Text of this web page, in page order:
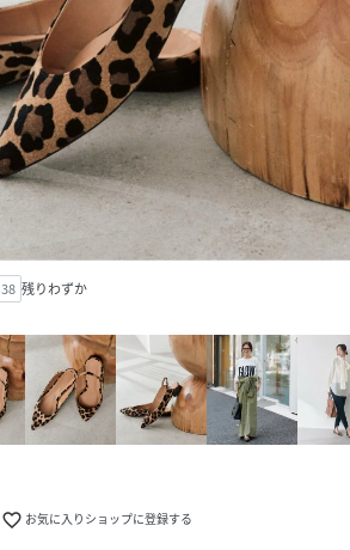
38 残りわずか
favorite_border お気に入りショップに登録する